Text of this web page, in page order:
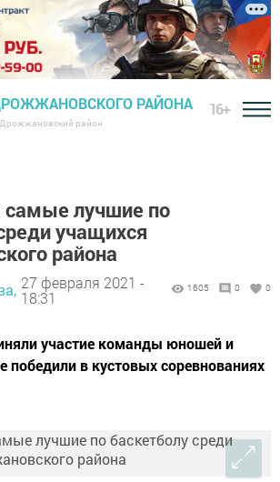
РАЙОНА
Дрожжановский район
16+
лучшие по
учащихся
района
27 февраля 2021 -
18:31
1605 0 0
участие команды юношей и
победили в кустовых соревнованиях